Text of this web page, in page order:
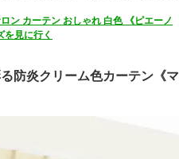
ン カーテン おしゃれ 白色 《ピエーノ
を見に行く
防炎クリーム色カーテン《マ